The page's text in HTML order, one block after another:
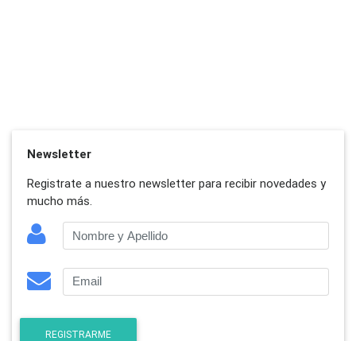
Newsletter
Registrate a nuestro newsletter para recibir novedades y
mucho más.
REGISTRARME